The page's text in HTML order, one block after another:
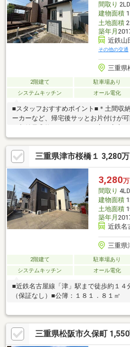
間取り
建物面積
土地面積
築年月
近鉄山
その他の交通
三重県
2階建て 駐車場あり
システムキッチン
オール電化
■スタッフおすすめポイント■＊土間収
ーカーなど、帰宅後サッとお片付けが可
の、２台分カーポート付き♪■お部屋■
は、ベッドを置いても広々としたくつ
ドやデスクを置いても余裕がございま
部屋にすることも可能です◎■設備■＊
チンですので家事の負担も軽減してく
わず安心・安全！小さなお子様のいる
学校■ 港小学校・鎌田中学校
三重県津市桜橋１ 3,280
3,280
間取り
建物面積
土地面積
築年月
近鉄名
三重県
2階建て 駐車場あり
システムキッチン
オール電化
■近鉄名古屋線「津」駅まで徒歩約１４
（保証なし）■公簿：１８１．８１㎡
三重県松阪市久保町